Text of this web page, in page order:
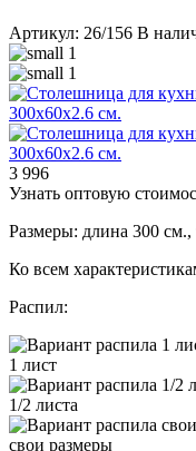
Артикул: 26/156 В
3 996
Узнать оптовую
Размеры: длина 300
Ко всем
Распил:
1 лист
1/2 листа
свои размеры